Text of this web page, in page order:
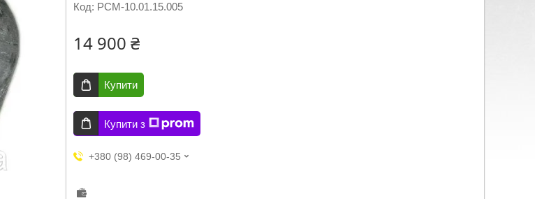
Код: РСМ-10.01.15.005
14 900 ₴
Купити
Купити з
+380 (98) 469-00-35